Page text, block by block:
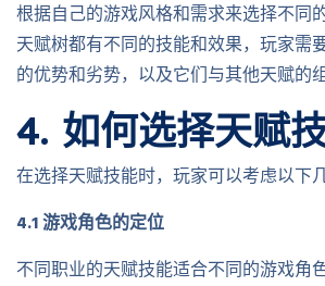
根据自己的游戏风格和需求来选择不同
天赋树都有不同的技能和效果，玩家需
的优势和劣势，以及它们与其他天赋的
4. 如何选择天赋
在选择天赋技能时，玩家可以考虑以下
4.1 游戏角色的定位
不同职业的天赋技能适合不同的游戏角